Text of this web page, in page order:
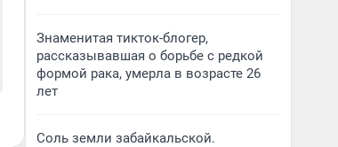
Знаменитая тикток-блогер,
рассказывавшая о борьбе с редкой
формой рака, умерла в возрасте 26
лет
Соль земли забайкальской.